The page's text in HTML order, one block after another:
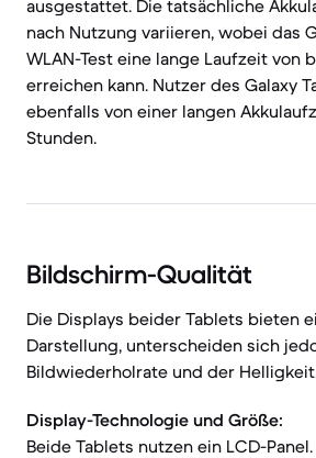
ausgestattet. Die tatsächliche
nach Nutzung variieren, wobei das
WLAN-Test eine lange Laufzeit von
erreichen kann. Nutzer des Galaxy
ebenfalls von einer langen
Stunden.
Bildschirm-Qualität
Die Displays beider Tablets bieten
Darstellung, unterscheiden sich
Bildwiederholrate und der
Display-Technologie und Größe:
Beide Tablets nutzen ein LCD-Panel.